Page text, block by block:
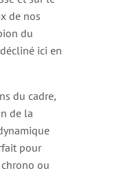
de nos
du
ici en
du cadre,
de la
pour
ou